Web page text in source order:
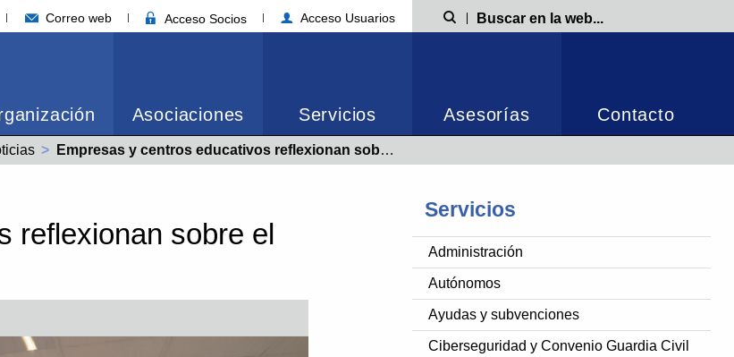
Correo web Acceso Socios Acceso Usuarios Búsqueda
Asociaciones Servicios Asesorías Contacto
Actual:
Empresas y centros educativos reflexionan sobre el nuevo ecosistema de FP dual
Servicios
Administración
Autónomos
Ayudas y subvenciones
Ciberseguridad y Convenio Guardia Civil
reflexionan sobre el